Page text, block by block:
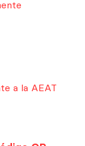
a la AEAT